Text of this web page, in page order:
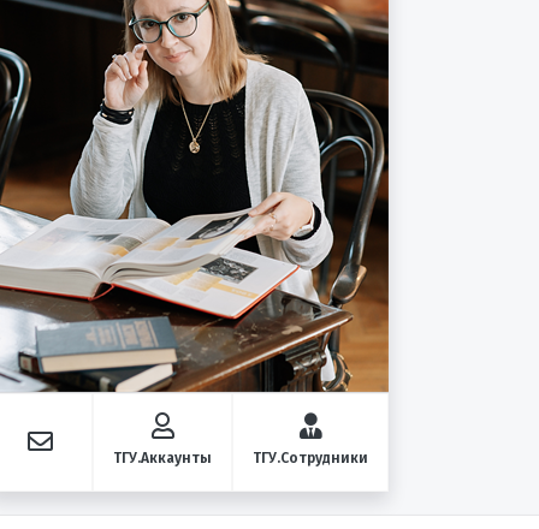
ТГУ.Аккаунты ТГУ.Сотрудники